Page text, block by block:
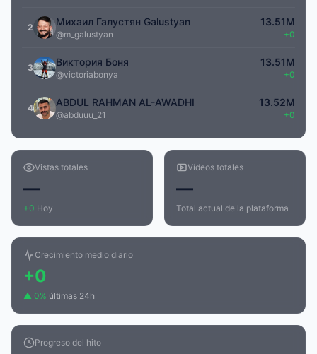
2 Михаил Галустян Galustyan
@m_galustyan
13.51M
+0
3 Виктория Боня
@victoriabonya
13.51M
+0
4 ABDUL RAHMAN AL-AWADHI
@abduuu_21
13.52M
+0
Vistas totales
—
+0 Hoy
Vídeos totales
—
Total actual de la plataforma
Crecimiento medio diario
+0
▲ 0% últimas 24h
Progreso del hito